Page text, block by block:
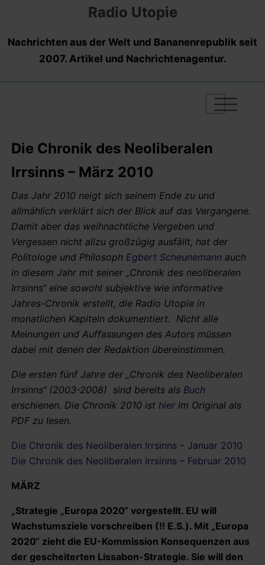
Radio Utopie
Nachrichten aus der Welt und Bananenrepublik seit
2007. Artikel und Nachrichtenagentur.
|
|
|
Die Chronik des Neoliberalen
Irrsinns – März 2010
Das Jahr 2010 neigt sich seinem Ende zu und
allmählich verklärt sich der Blick auf das Vergangene.
Damit aber das weihnachtliche Vergeben und
Vergessen nicht allzu großzügig ausfällt, hat der
Politologe und Philosoph Egbert Scheunemann auch
in diesem Jahr mit seiner „Chronik des neoliberalen
Irrsinns“ eine sowohl subjektive wie informative
Jahres-Chronik erstellt, die Radio Utopie in
monatlichen Kapiteln dokumentiert. Nicht alle
Meinungen und Auffassungen des Autors müssen
dabei mit denen der Redaktion übereinstimmen.
Die ersten fünf Jahre der „Chronik des Neoliberalen
Irrsinns“ (2003-2008) sind bereits als Buch
erschienen. Die Chronik 2010 ist hier im Original als
PDF zu lesen.
Die Chronik des Neoliberalen Irrsinns – Januar 2010
Die Chronik des Neoliberalen Irrsinns – Februar 2010
MÄRZ
„Strategie „Europa 2020“ vorgestellt. EU will
Wachstumsziele vorschreiben (!! E.S.). Mit „Europa
2020“ zieht die EU-Kommission Konsequenzen aus
der gescheiterten Lissabon-Strategie. Sie will den